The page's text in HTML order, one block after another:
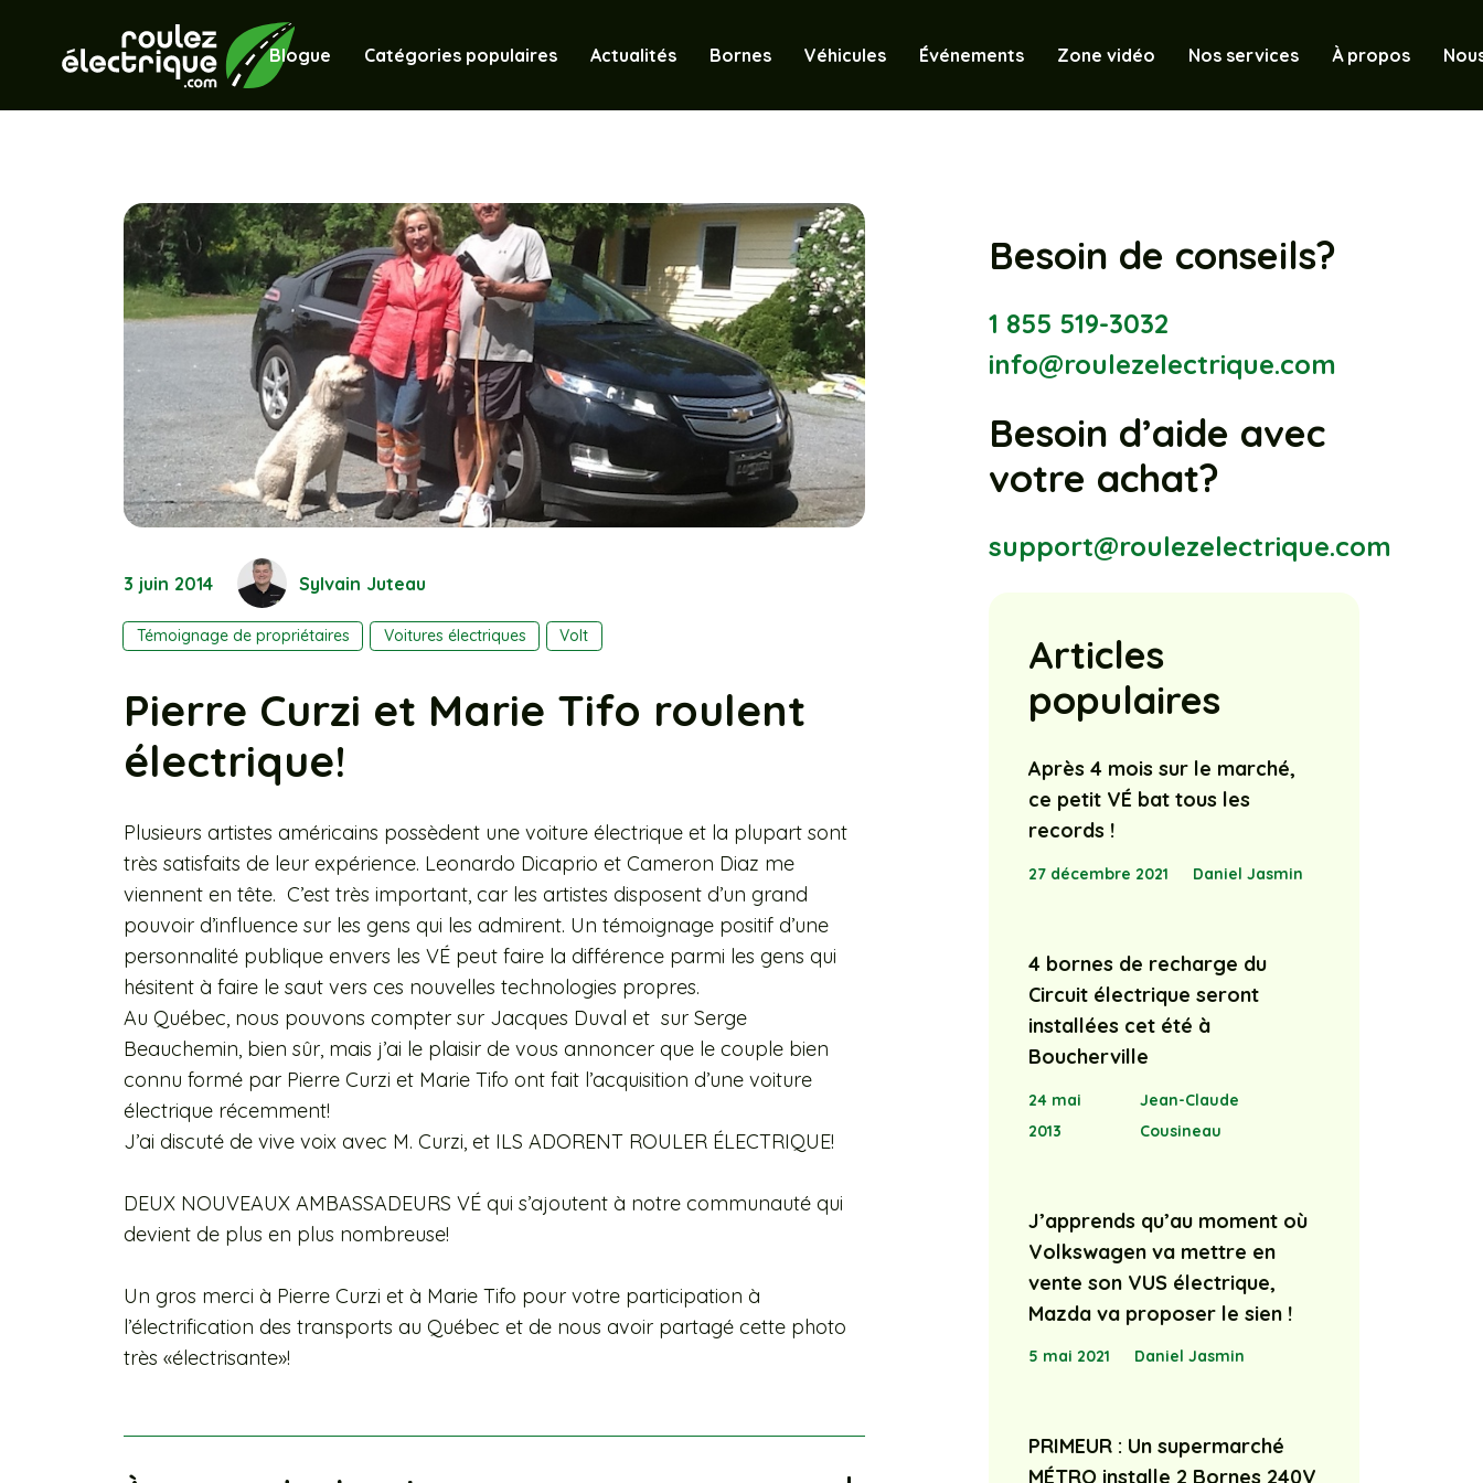
Blogue Catégories populaires Actualités Bornes Véhicules Événements Zone vidéo Nos services À propos
3 juin 2014 Sylvain Juteau
Témoignage de propriétaires Voitures électriques Volt
Pierre Curzi et Marie Tifo roulent
électrique!
Plusieurs artistes américains possèdent une voiture électrique et la plupart sont
très satisfaits de leur expérience. Leonardo Dicaprio et Cameron Diaz me
viennent en tête. C’est très important, car les artistes disposent d’un grand
pouvoir d’influence sur les gens qui les admirent. Un témoignage positif d’une
personnalité publique envers les VÉ peut faire la différence parmi les gens qui
hésitent à faire le saut vers ces nouvelles technologies propres.
Au Québec, nous pouvons compter sur Jacques Duval et sur Serge
Beauchemin, bien sûr, mais j’ai le plaisir de vous annoncer que le couple bien
connu formé par Pierre Curzi et Marie Tifo ont fait l’acquisition d’une voiture
électrique récemment!
J’ai discuté de vive voix avec M. Curzi, et ILS ADORENT ROULER ÉLECTRIQUE!
DEUX NOUVEAUX AMBASSADEURS VÉ qui s’ajoutent à notre communauté qui
devient de plus en plus nombreuse!
Un gros merci à Pierre Curzi et à Marie Tifo pour votre participation à
l’électrification des transports au Québec et de nous avoir partagé cette photo
très «électrisante»!
Besoin de conseils?
1 855 519-3032
info@roulezelectrique.com
Besoin d’aide avec
votre achat?
support@roulezelectrique.com
Articles
populaires
Après 4 mois sur le marché,
ce petit VÉ bat tous les
records !
27 décembre 2021 Daniel Jasmin
4 bornes de recharge du
Circuit électrique seront
installées cet été à
Boucherville
24 mai
2013
Jean-Claude
Cousineau
J’apprends qu’au moment où
Volkswagen va mettre en
vente son VUS électrique,
Mazda va proposer le sien !
5 mai 2021 Daniel Jasmin
PRIMEUR : Un supermarché
MÉTRO installe 2 Bornes 240V